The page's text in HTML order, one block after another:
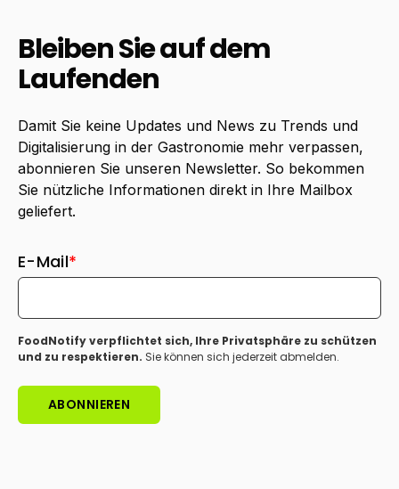
Bleiben Sie auf dem
Laufenden
Damit Sie keine Updates und News zu Trends und
Digitalisierung in der Gastronomie mehr verpassen,
abonnieren Sie unseren Newsletter. So bekommen
Sie nützliche Informationen direkt in Ihre Mailbox
geliefert.
E-Mail*
FoodNotify verpflichtet sich, Ihre Privatsphäre zu schützen
und zu respektieren. Sie können sich jederzeit abmelden.